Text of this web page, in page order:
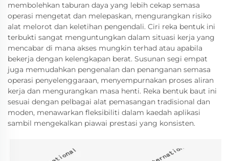
membolehkan taburan daya yang lebih cekap semasa
operasi mengetat dan melepaskan, mengurangkan risiko
alat melorot dan keletihan pengendali. Ciri reka bentuk ini
terbukti sangat menguntungkan dalam situasi kerja yang
mencabar di mana akses mungkin terhad atau apabila
bekerja dengan kelengkapan berat. Susunan segi empat
juga memudahkan pengenalan dan penanganan semasa
operasi penyelenggaraan, menyempurnakan proses aliran
kerja dan mengurangkan masa henti. Reka bentuk baut ini
sesuai dengan pelbagai alat pemasangan tradisional dan
moden, menawarkan fleksibiliti dalam kaedah aplikasi
sambil mengekalkan piawai prestasi yang konsisten.